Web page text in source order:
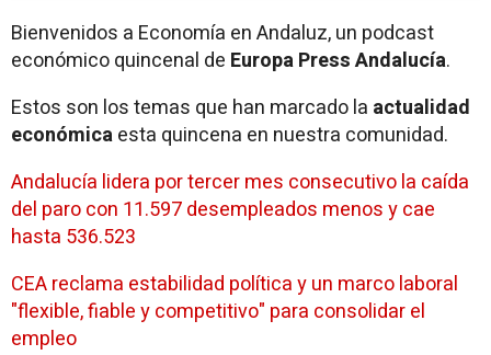
Bienvenidos a Economía en Andaluz, un podcast
económico quincenal de Europa Press Andalucía.
Estos son los temas que han marcado la actualidad
económicaesta quincena en nuestra comunidad.
Andalucía lidera por tercer mes consecutivo la caída
del paro con 11.597 desempleados menos y cae
hasta 536.523
CEA reclama estabilidad política y un marco laboral
"flexible, fiable y competitivo" para consolidar el
empleo